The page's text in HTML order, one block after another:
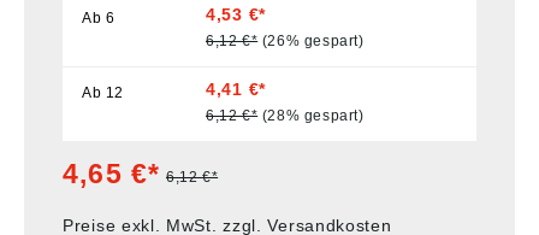
Ab 6 4,53 €*
6,12 €* (26% gespart)
Ab 12 4,41 €*
6,12 €* (28% gespart)
4,65 €* 6,12 €*
Preise exkl. MwSt. zzgl. Versandkosten